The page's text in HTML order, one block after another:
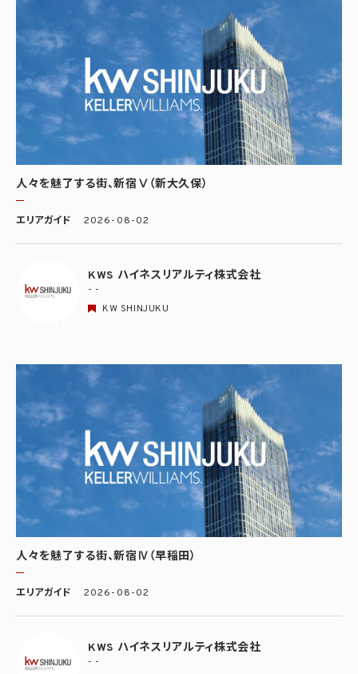
人々を魅了する街、新宿Ⅴ（新大久保）
エリアガイド 2026-08-02
KWS ハイネスリアルティ株式会社
- -
KW SHINJUKU
人々を魅了する街、新宿Ⅳ（早稲田）
エリアガイド 2026-08-02
KWS ハイネスリアルティ株式会社
- -